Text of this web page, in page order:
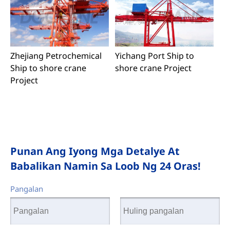
Zhejiang Petrochemical
Ship to shore crane
Project
Yichang Port Ship to
shore crane Project
Punan Ang Iyong Mga Detalye At
Babalikan Namin Sa Loob Ng 24 Oras!
Pangalan